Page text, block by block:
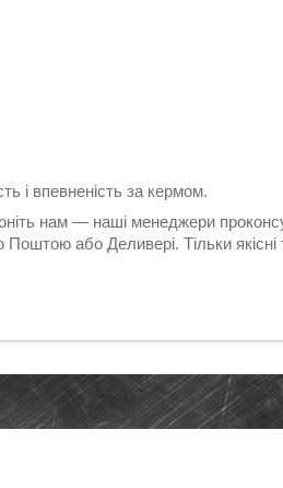
і впевненість за кермом.
нам — наші менеджери
або Деливері. Тільки якісні